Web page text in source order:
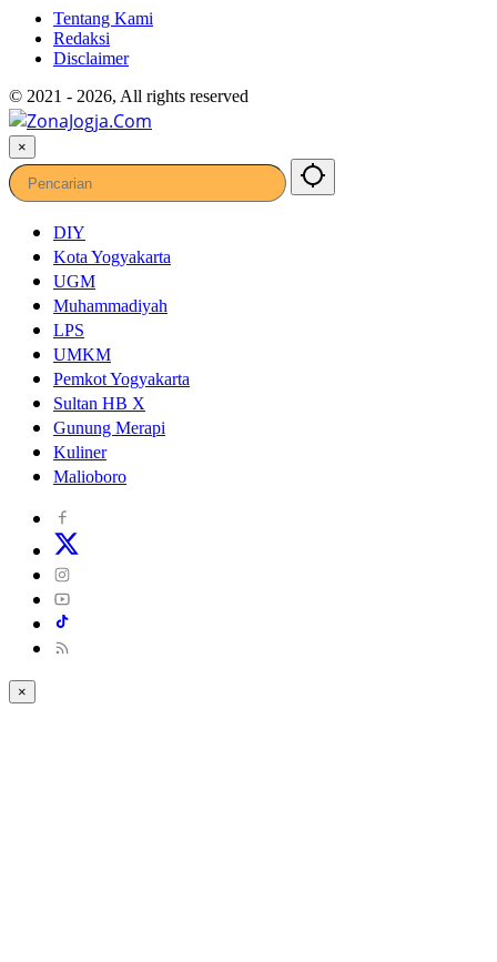
Tentang Kami
Redaksi
Disclaimer
© 2021 - 2026, All rights reserved
×
DIY
Kota Yogyakarta
UGM
Muhammadiyah
LPS
UMKM
Pemkot Yogyakarta
Sultan HB X
Gunung Merapi
Kuliner
Malioboro
×